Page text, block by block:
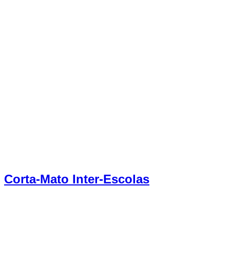
Corta-Mato Inter-Escolas